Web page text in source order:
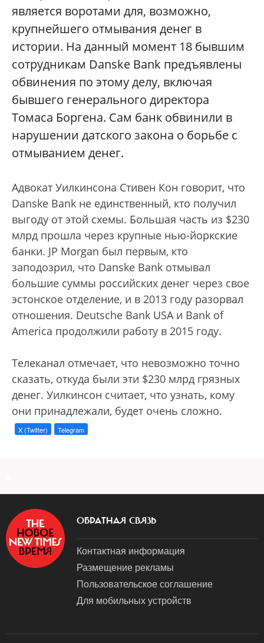
является воротами для, возможно,
крупнейшего отмывания денег в
истории. На данный момент 18 бывшим
сотрудникам Danske Bank предъявлены
обвинения по этому делу, включая
бывшего генерального директора
Томаса Боргена. Сам банк обвинили в
нарушении датского закона о борьбе с
отмыванием денег.
Адвокат Уилкинсона Стивен Кон говорит, что
Danske Bank не единственный, кто получил
выгоду от этой схемы. Большая часть из $230
млрд прошла через крупные нью-йоркские
банки. JP Morgan был первым, кто
заподозрил, что Danske Bank отмывал
большие суммы российских денег через свое
эстонское отделение, и в 2013 году разорвал
отношения. Deutsche Bank USA и Bank of
America продолжили работу в 2015 году.
Телеканал отмечает, что невозможно точно
сказать, откуда были эти $230 млрд грязных
денег. Уилкинсон считает, что узнать, кому
они принадлежали, будет очень сложно.
X (Twitter) Telegram
ОБРАТНАЯ СВЯЗЬ
Контактная информация
Размещение рекламы
Пользовательское соглашение
Для мобильных устройств